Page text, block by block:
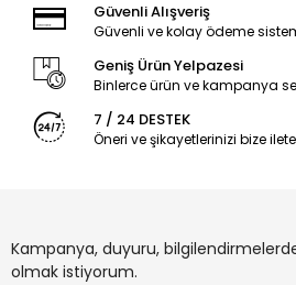
Güvenli Alışveriş
Güvenli ve kolay ödeme
Geniş Ürün Yelpazesi
Binlerce ürün ve kampanya
7 / 24 DESTEK
Öneri ve şikayetlerinizi bize
Kampanya, duyuru,
olmak istiyorum.